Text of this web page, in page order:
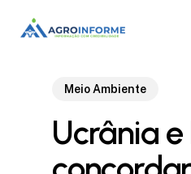
Meio Ambiente
Ucrânia e